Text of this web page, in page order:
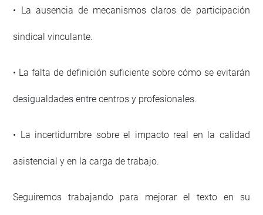
• La ausencia de mecanismos claros de participación
sindical vinculante.
• La falta de definición suficiente sobre cómo se evitarán
desigualdades entre centros y profesionales.
• La incertidumbre sobre el impacto real en la calidad
asistencial y en la carga de trabajo.
Seguiremos trabajando para mejorar el texto en su